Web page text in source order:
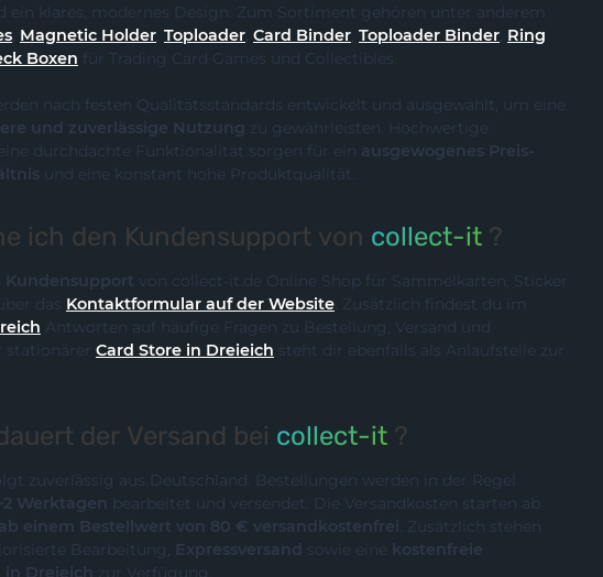
ein klares, modernes Design. Zum Sortiment gehören unter anderem
, Magnetic Holder, Toploader, Card Binder, Toploader Binder, Ring
Boxen für Trading Card Games und Collectibles.
nach festen Qualitätsstandards entwickelt und ausgewählt, um eine
und zuverlässige Nutzung zu gewährleisten. Hochwertige
durchdachte Funktionalität sorgen für ein ausgewogenes Preis-
und eine konstant hohe Produktqualität.
ich den Kundensupport von collect-it ?
Kundensupport von collect-it.de Online Shop für Sammelkarten, Sticker
und Spielwaren über das Kontaktformular auf der Website. Zusätzlich findest du im
Antworten auf häufige Fragen zu Bestellung, Versand und
stationärer Card Store in Dreieich steht dir ebenfalls als Anlaufstelle zur
der Versand bei collect-it ?
zuverlässig aus Deutschland. Bestellungen werden in der Regel
Werktagen bearbeitet und versendet. Die Versandkosten starten ab
ab einem Bestellwert von 80 € versandkostenfrei. Zusätzlich stehen
Bearbeitung, Expressversand sowie eine kostenfreie
Dreieich zur Verfügung.